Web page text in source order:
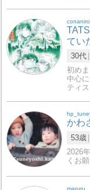
conaniro
てい
30代
初め
中心
ティ
かわ
53歳
2026
くお
maruru